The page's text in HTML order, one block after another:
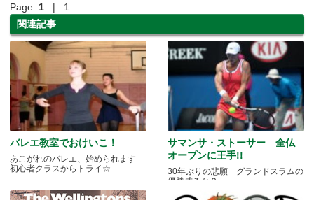
Page: 1 | 1
関連記事
バレエ教室でおけいこ！
あこがれのバレエ、始められます
初心者クラスからトライ☆
サマンサ・ストーサー 全仏
オープンに王手!!
30年ぶりの悲願 グランドスラムの
優勝成るか？